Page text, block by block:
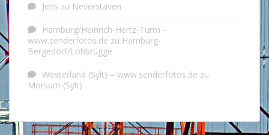
Jens zu Neverstaven
Hamburg/Heinrich-Hertz-Turm –
www.senderfotos.de zu Hamburg-
Bergedorf/Lohbrügge
Westerland (Sylt) – www.senderfotos.de zu
Morsum (Sylt)